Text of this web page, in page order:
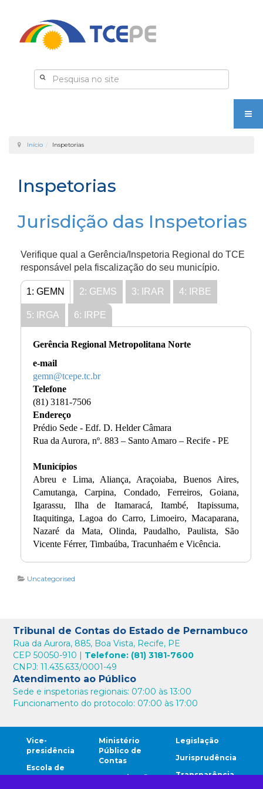
Início Inspetorias
Inspetorias
Jurisdição das Inspetorias
Verifique qual a Gerência/Inspetoria Regional do TCE
responsável pela fiscalização do seu município.
1: GEMN 2: GEMS 3: IRAR 4: IRBE
5: IRGA 6: IRPE
Gerência Regional Metropolitana Norte
e-mail
gemn@tcepe.tc.br
Telefone
(81) 3181-7506
Endereço
Prédio Sede - Edf. D. Helder Câmara
Rua da Aurora, nº. 883 – Santo Amaro – Recife - PE
Municípios
Abreu e Lima, Aliança, Araçoiaba, Buenos Aires,
Camutanga, Carpina, Condado, Ferreiros, Goiana,
Igarassu, Ilha de Itamaracá, Itambé, Itapissuma,
Itaquitinga, Lagoa do Carro, Limoeiro, Macaparana,
Nazaré da Mata, Olinda, Paudalho, Paulista, São
Vicente Férrer, Timbaúba, Tracunhaém e Vicência.
Uncategorised
Tribunal de Contas do Estado de Pernambuco
Rua da Aurora, 885, Boa Vista, Recife, PE
CEP 50050-910 | Telefone: (81) 3181-7600
CNPJ: 11.435.633/0001-49
Atendimento ao Público
Sede e inspetorias regionais: 07:00 às 13:00
Funcionamento do protocolo: 07:00 às 17:00
Vice-
presidência
Escola de
Contas
Ministério
Público de
Contas
Comunicação
Legislação
Jurisprudência
Transparência